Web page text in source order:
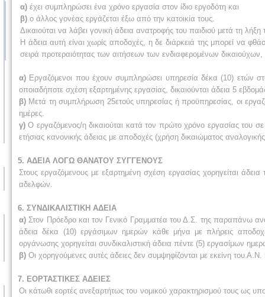
α) έχει συμπληρώσει ένα χρόνο εργασία στον ίδιο εργοδότη και
β) ο άλλος γονέας εργάζεται έξω από την κατοικία τους.
Δικαιούται να λάβει γονική άδεια ανατροφής του παιδιού μετά τη
Η άδεια αυτή είναι χωρίς αποδοχές, η δε διάρκειά της μπορεί να
σειρά προτεραιότητας των αιτήσεων των ενδιαφερομένων
α) Εργαζόμενοι που έχουν συμπληρώσει υπηρεσία δέκα (10) ετών
οποιαδήποτε σχέση εξαρτημένης εργασίας, δικαιούνται άδεια 5
β) Μετά τη συμπλήρωση 25ετούς υπηρεσίας ή προϋπηρεσίας, οι
ημέρες.
γ) Ο εργαζόμενος/η δικαιούται κατά τον πρώτο χρόνο εργασίας του
ετήσιας κανονικής άδειας με αποδοχές (χρήση δικαιώματος
5. ΑΔΕΙΑ ΛΟΓΩ ΘΑΝΑΤΟΥ ΣΥΓΓΕΝΟΥΣ
Στους εργαζόμενους με εξαρτημένη σχέση εργασίας χορηγείται
αδελφών.
6. ΣΥΝΔΙΚΑΛΙΣΤΙΚΗ ΑΔΕΙΑ
α) Στον Πρόεδρο και τον Γενικό Γραμματέα του Δ.Σ. της παραπάνω
άδεια δέκα (10) εργάσιμων ημερών κάθε μήνα με πλήρεις
οργάνωσης χορηγείται συνδικαλιστική άδεια πέντε (5) εργασίμων
β) Οι χορηγούμενες αυτές άδειες δεν συμψηφίζονται με εκείνη του
7. ΕΟΡΤΑΣΤΙΚΕΣ ΑΔΕΙΕΣ
Οι κάτωθι εορτές ανεξαρτήτως του νομικού χαρακτηρισμού τους ως